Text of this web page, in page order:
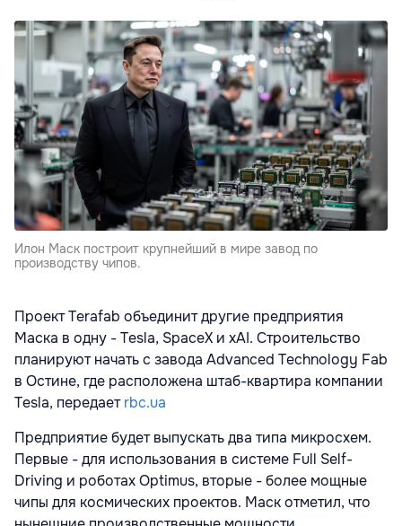
Илон Маск построит крупнейший в мире завод по
производству чипов.
Проект Terafab объединит другие предприятия
Маска в одну - Tesla, SpaceX и xAI. Строительство
планируют начать с завода Advanced Technology Fab
в Остине, где расположена штаб-квартира компании
Tesla, передаетrbc.ua
Предприятие будет выпускать два типа микросхем.
Первые - для использования в системе Full Self-
Driving и роботах Optimus, вторые - более мощные
чипы для космических проектов. Маск отметил, что